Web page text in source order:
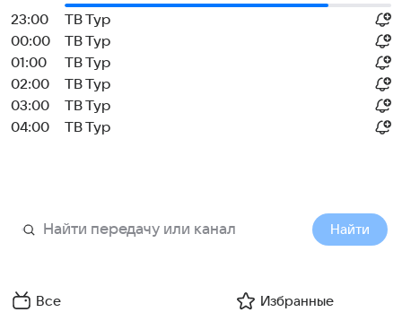
23:00
ТВ Тур
00:00
ТВ Тур
01:00
ТВ Тур
02:00
ТВ Тур
03:00
ТВ Тур
04:00
ТВ Тур
Найти
Все Избранные